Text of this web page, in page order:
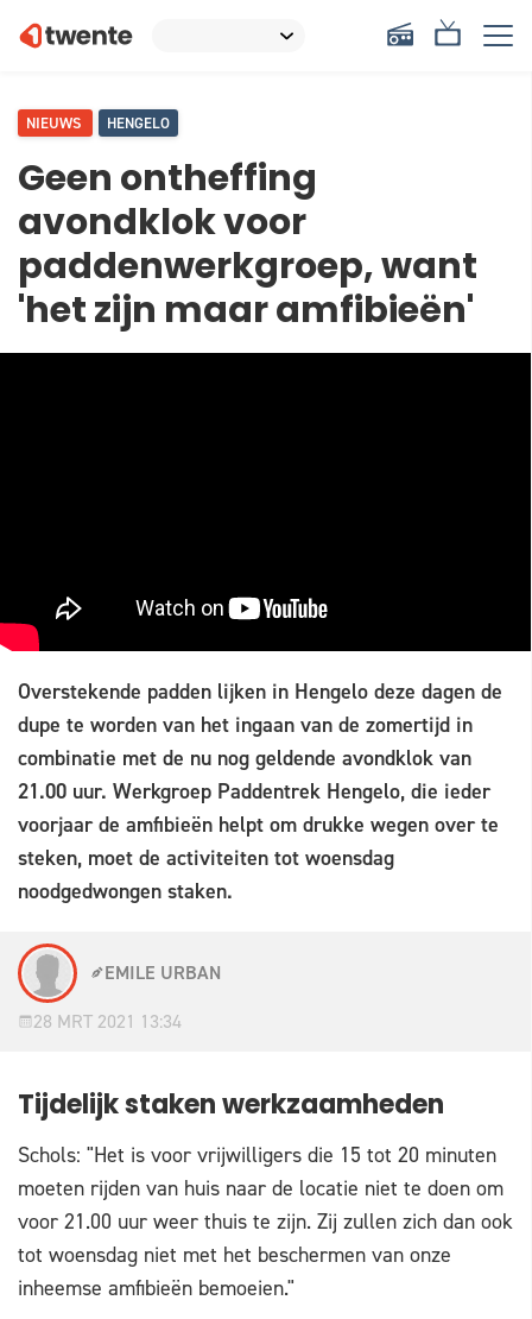
NIEUWS HENGELO
Geen ontheffing
avondklok voor
paddenwerkgroep, want
'het zijn maar amfibieën'
Overstekende padden lijken in Hengelo deze dagen de
dupe te worden van het ingaan van de zomertijd in
combinatie met de nu nog geldende avondklok van
21.00 uur. Werkgroep Paddentrek Hengelo, die ieder
voorjaar de amfibieën helpt om drukke wegen over te
steken, moet de activiteiten tot woensdag
noodgedwongen staken.
EMILE URBAN
28 MRT 2021 13:34
Tijdelijk staken werkzaamheden
Schols: "Het is voor vrijwilligers die 15 tot 20 minuten
moeten rijden van huis naar de locatie niet te doen om
voor 21.00 uur weer thuis te zijn. Zij zullen zich dan ook
tot woensdag niet met het beschermen van onze
inheemse amfibieën bemoeien."